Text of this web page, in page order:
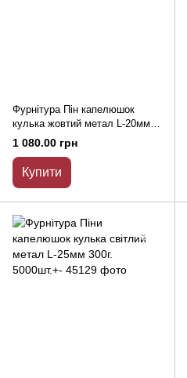
Фурнітура Пін капелюшок
кулька жовтий метал L-20мм
500гр.10000шт.
1 080.00 грн
Купити